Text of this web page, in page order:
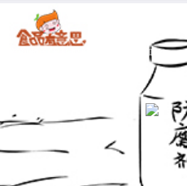
科普视频:食品防腐剂真的这么可怕吗？